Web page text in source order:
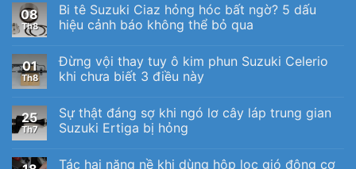
08
Th8
Bi tê Suzuki Ciaz hỏng hóc bất ngờ? 5 dấu
hiệu cảnh báo không thể bỏ qua
01
Th8
Đừng vội thay tuy ô kim phun Suzuki Celerio
khi chưa biết 3 điều này
25
Th7
Sự thật đáng sợ khi ngó lơ cây láp trung gian
Suzuki Ertiga bị hỏng
Tác hại nặng nề khi dùng hộp lọc gió động cơ